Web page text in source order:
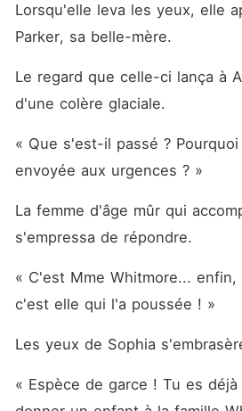
Lorsqu'elle leva les yeux, elle
Parker, sa belle-mère.
Le regard que celle-ci lança à
d'une colère glaciale.
« Que s'est-il passé ?
envoyée aux urgences ? »
La femme d'âge mûr qui
s'empressa de répondre.
« C'est Mme Whitmore...
c'est elle qui l'a poussée ! »
Les yeux de Sophia
« Espèce de garce ! Tu es déjà